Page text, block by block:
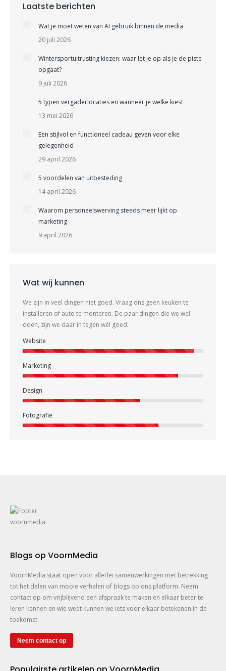
Laatste berichten
Wat je moet weten van AI gebruik binnen de media
20 juli 2026
Wintersportuitrusting kiezen: waar let je op als je de piste
opgaat?
9 juli 2026
5 typen vergaderlocaties en wanneer je welke kiest
13 mei 2026
Een stijlvol en functioneel cadeau geven voor elke
gelegenheid
29 april 2026
5 voordelen van uitbesteding
14 april 2026
Waarom personeelswerving steeds meer lijkt op
marketing
9 april 2026
Wat wij kunnen
We zijn in veel dingen niet goed. Vraag ons geen keuken te
installeren of auto te monteren. De paar dingen die we wel
doen, zijn we daar in tegen wél goed.
Website
Marketing
Design
Fotografie
Blogs op VoornMedia
VoornMedia staat open voor allerlei samenwerkingen met betrekking
tot het delen van mooie verhalen of blogs op ons platform. Neem
contact op om vrijblijvend een afspraak te maken en elkaar beter te
leren kennen en wie weet kunnen we iets voor elkaar betekenen in de
toekomst.
Neem contact op